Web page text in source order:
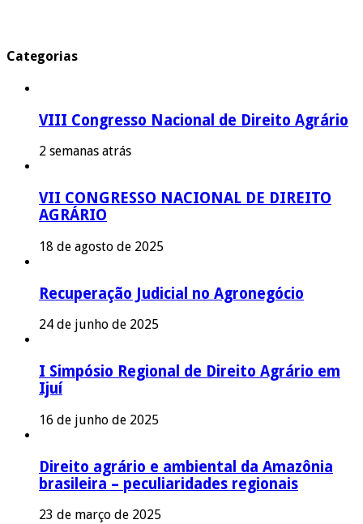
Categorias
VIII Congresso Nacional de Direito Agrário
2 semanas atrás
VII CONGRESSO NACIONAL DE DIREITO
AGRÁRIO
18 de agosto de 2025
Recuperação Judicial no Agronegócio
24 de junho de 2025
I Simpósio Regional de Direito Agrário em
Ijuí
16 de junho de 2025
Direito agrário e ambiental da Amazônia
brasileira – peculiaridades regionais
23 de março de 2025